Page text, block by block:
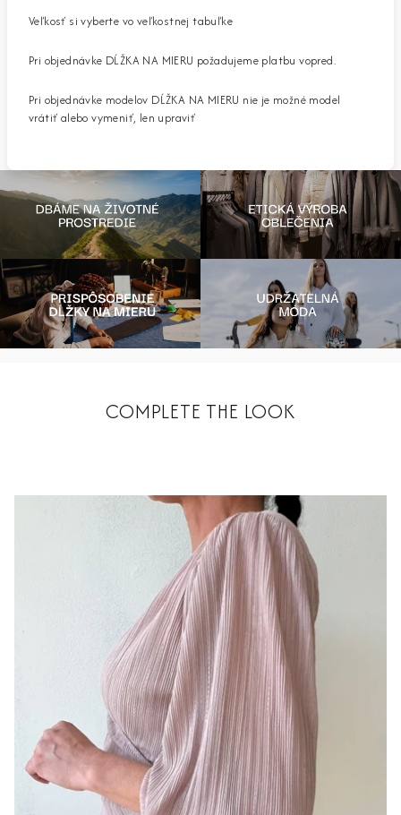
Veľkosť si vyberte vo veľkostnej tabuľke
Pri objednávke DĹŽKA NA MIERU požadujeme platbu vopred.
Pri objednávke modelov DĹŽKA NA MIERU nie je možné model
vrátiť alebo vymeniť, len upraviť
COMPLETE THE LOOK